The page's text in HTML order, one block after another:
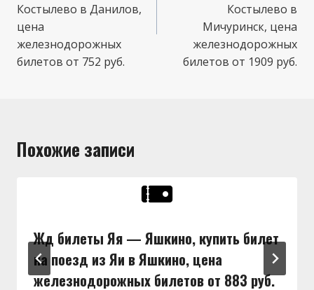
Костылево в Данилов,
цена
железнодорожных
билетов от 752 руб.
Костылево в
Мичуринск, цена
железнодорожных
билетов от 1909 руб.
Похожие записи
Жд билеты Яя — Яшкино, купить билет
на поезд из Яи в Яшкино, цена
железнодорожных билетов от 883 руб.